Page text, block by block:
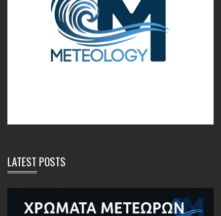
LATEST POSTS